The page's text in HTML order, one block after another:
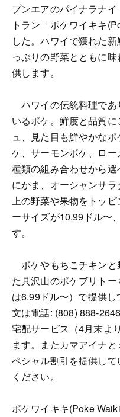
プンエアのパイナラナ
トラン「ポケワイキキ
した。ハワイで獲れた
っぷりの野菜とともに
供します。
ハワイの伝統料理であ
いるポケ。鮮度と品質
ュ、見た目も鮮やかな
ケ、サーモンポケ、ロ
種類の組み合わせから
にかま、オーシャンサ
上の野菜や果物をトッ
ーサイズが10.99ドル〜
す。
ポケやもちこチキンと
た具沢山のポケブリト
は6.99ドル〜）で提供
文は電話: (808) 888-
宅配サービス（4月末よ
ます。またカマアイナ
ペシャル割引を提供し
ください。
ポケワイキキ(Poke